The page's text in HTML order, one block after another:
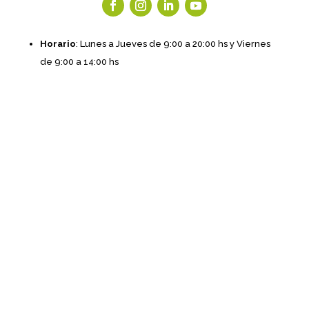
Horario: Lunes a Jueves de 9:00 a 20:00 hs y Viernes
de 9:00 a 14:00 hs